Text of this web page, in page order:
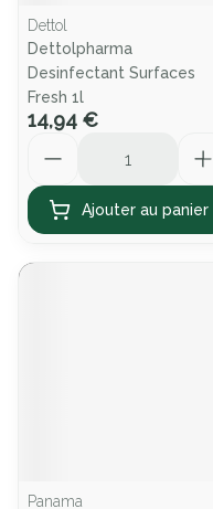
Dettol
Dettolpharma
Desinfectant Surfaces
Fresh 1l
14,94 €
Ajouter au panier
Panama